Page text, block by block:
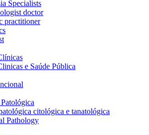
Specialists
doctor
practitioner
e Saúde Pública
citológica e tanatológica
Pathology